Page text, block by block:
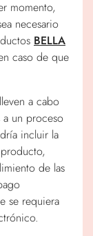
momento,
necesario
BELLA
caso de que
a cabo
un proceso
incluir la
de las
se requiera